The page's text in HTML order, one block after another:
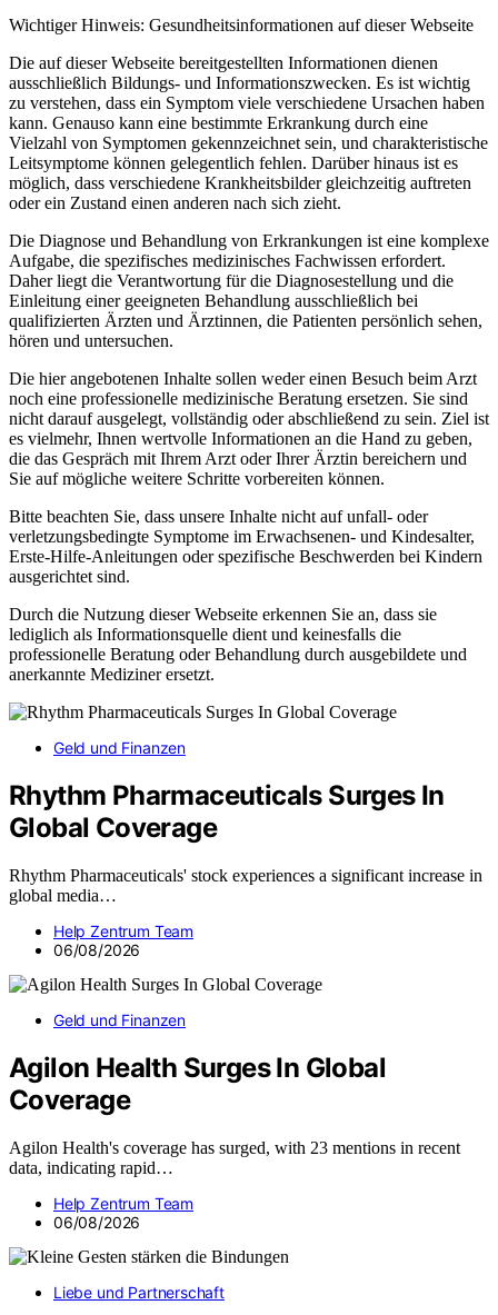
Wichtiger Hinweis: Gesundheitsinformationen auf dieser Webseite
Die auf dieser Webseite bereitgestellten Informationen dienen
ausschließlich Bildungs- und Informationszwecken. Es ist wichtig
zu verstehen, dass ein Symptom viele verschiedene Ursachen haben
kann. Genauso kann eine bestimmte Erkrankung durch eine
Vielzahl von Symptomen gekennzeichnet sein, und charakteristische
Leitsymptome können gelegentlich fehlen. Darüber hinaus ist es
möglich, dass verschiedene Krankheitsbilder gleichzeitig auftreten
oder ein Zustand einen anderen nach sich zieht.
Die Diagnose und Behandlung von Erkrankungen ist eine komplexe
Aufgabe, die spezifisches medizinisches Fachwissen erfordert.
Daher liegt die Verantwortung für die Diagnosestellung und die
Einleitung einer geeigneten Behandlung ausschließlich bei
qualifizierten Ärzten und Ärztinnen, die Patienten persönlich sehen,
hören und untersuchen.
Die hier angebotenen Inhalte sollen weder einen Besuch beim Arzt
noch eine professionelle medizinische Beratung ersetzen. Sie sind
nicht darauf ausgelegt, vollständig oder abschließend zu sein. Ziel ist
es vielmehr, Ihnen wertvolle Informationen an die Hand zu geben,
die das Gespräch mit Ihrem Arzt oder Ihrer Ärztin bereichern und
Sie auf mögliche weitere Schritte vorbereiten können.
Bitte beachten Sie, dass unsere Inhalte nicht auf unfall- oder
verletzungsbedingte Symptome im Erwachsenen- und Kindesalter,
Erste-Hilfe-Anleitungen oder spezifische Beschwerden bei Kindern
ausgerichtet sind.
Durch die Nutzung dieser Webseite erkennen Sie an, dass sie
lediglich als Informationsquelle dient und keinesfalls die
professionelle Beratung oder Behandlung durch ausgebildete und
anerkannte Mediziner ersetzt.
Geld und Finanzen
Rhythm Pharmaceuticals Surges In
Global Coverage
Rhythm Pharmaceuticals' stock experiences a significant increase in
global media…
Help Zentrum Team
06/08/2026
Geld und Finanzen
Agilon Health Surges In Global
Coverage
Agilon Health's coverage has surged, with 23 mentions in recent
data, indicating rapid…
Help Zentrum Team
06/08/2026
Liebe und Partnerschaft